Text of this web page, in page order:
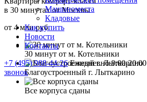
Машиноместа
Кладовые
Как купить
Новости
Контакты
+7 (495) 988-44-26 Ежедневно 9:00-20:00
звонок
в 30 минутах от Москвы
от 4млн руб.
30 минут от м. Котельники
Благоустроенный г. Лыткарино
Все корпуса сданы